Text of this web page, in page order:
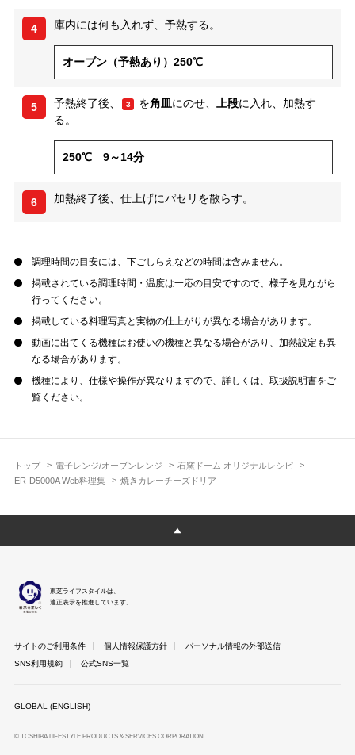
トップ 電子レンジ/オーブンレンジ
石窯ドーム オリジナルレシピ
ER-D5000A Web料理集
焼きカレーチーズドリア
4 庫内には何も入れず、予熱する。
オーブン（予熱あり）250℃
5 予熱終了後、 3 を角皿にのせ、 上段に入れ、加熱す
る。
250℃ 9～14分
6 加熱終了後、仕上げにパセリを散らす。
調理時間の目安には、下ごしらえなどの時間は含みません。
掲載されている調理時間・温度は一応の目安ですので、様子を見ながら
行ってください。
掲載している料理写真と実物の仕上がりが異なる場合があります。
動画に出てくる機種はお使いの機種と異なる場合があり、加熱設定も異
なる場合があります。
機種により、仕様や操作が異なりますので、詳しくは、取扱説明書をご
覧ください。
東芝ライフスタイルは、
適正表示を推進しています。
サイトのご利用条件 個人情報保護方針
パーソナル情報の外部送信
SNS利用規約
公式SNS一覧
GLOBAL (ENGLISH)
© TOSHIBA LIFESTYLE PRODUCTS & SERVICES CORPORATION